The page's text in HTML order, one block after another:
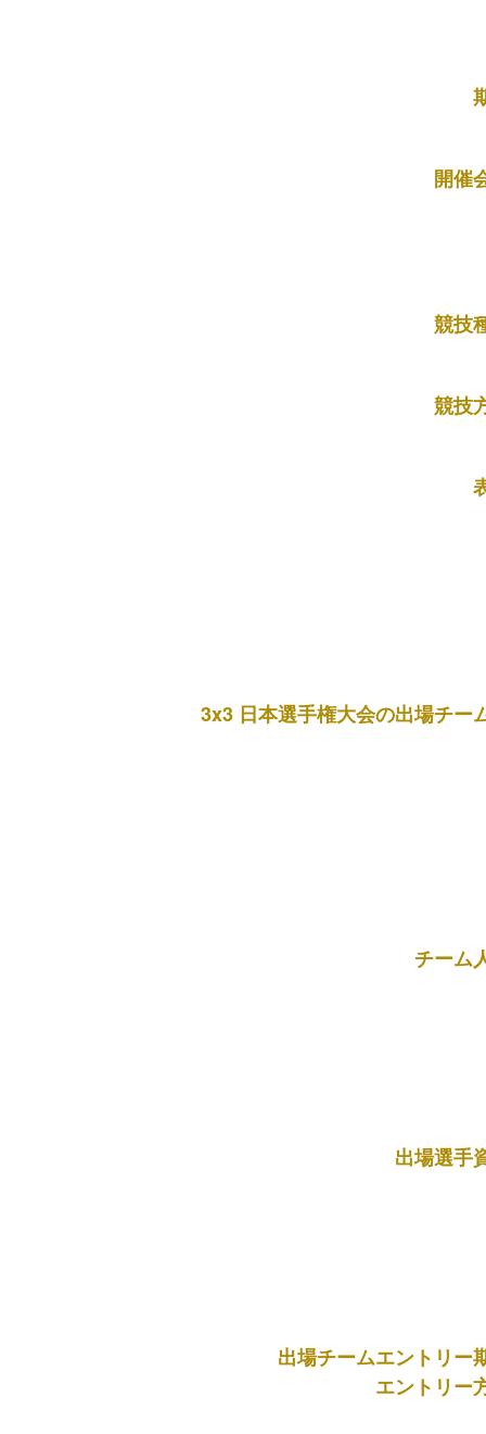
開催
競技
競技
3x3 日本選手権大会の出場チー
チーム
出場選手
出場チームエントリー
エントリー